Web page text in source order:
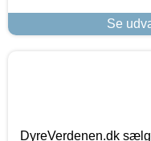
Se
DyreVerdenen.dk